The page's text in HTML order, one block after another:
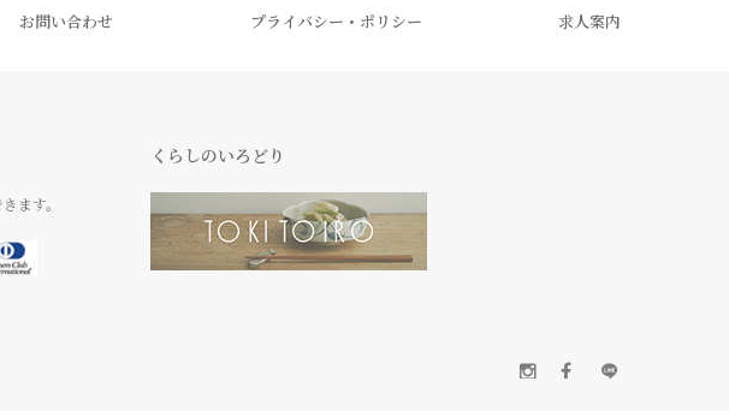
お問い合わせ プライバシー・ポリシー 求人案内
ます。
くらしのいろどり